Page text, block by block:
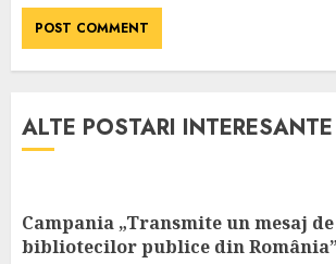
ALTE POSTARI INTERESANTE
Campania „Transmite un mesaj
bibliotecilor publice din România”